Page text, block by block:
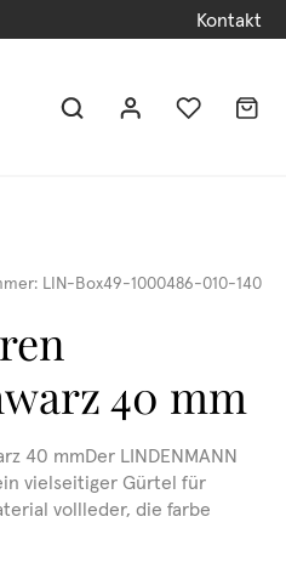
Kontakt
LIN-Box49-1000486-010-140
40 mm
40 mmDer LINDENMANN
vielseitiger Gürtel für
vollleder, die farbe